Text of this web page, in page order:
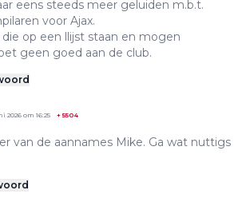
eens steeds meer geluiden m.b.t.
voor Ajax.
die op een llijst staan en mogen
geen goed aan de club.
2026 om 16:25 +5504
van de aannames Mike. Ga wat nuttigs